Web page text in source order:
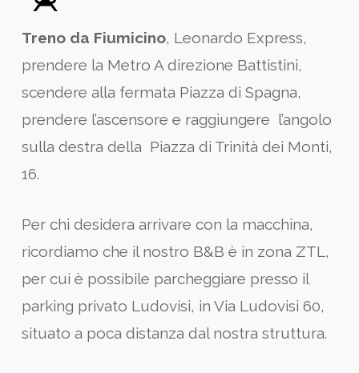
Treno da Fiumicino, Leonardo Express,
prendere la Metro A direzione Battistini,
scendere alla fermata Piazza di Spagna,
prendere l’ascensore e raggiungere l’angolo
sulla destra della Piazza di Trinità dei Monti,
16.
Per chi desidera arrivare con la macchina,
ricordiamo che il nostro B&B è in zona ZTL,
per cui è possibile parcheggiare presso il
parking privato Ludovisi, in Via Ludovisi 60,
situato a poca distanza dal nostra struttura.